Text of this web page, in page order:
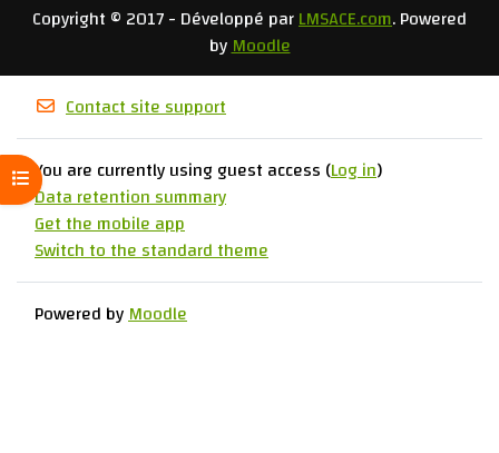
Open course index
Copyright © 2017 - Développé parLMSACE.com. Powered
byMoodle
Contact site support
You are currently using guest access (Log in)
Data retention summary
Get the mobile app
Switch to the standard theme
Powered byMoodle